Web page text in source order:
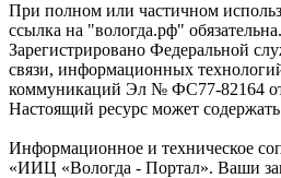
При полном или частичном
ссылка на "вологда.рф" обязательна.
Зарегистрировано Федеральной
связи, информационных
коммуникаций Эл № ФС77-82164 от
Настоящий ресурс может
Информационное и техническое
«ИИЦ «Вологда - Портал». Ваши